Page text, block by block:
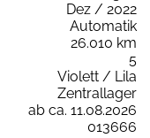
Dez / 2022
Automatik
26.010 km
5
Violett / Lila
Zentrallager
ab ca. 11.08.2026
013666